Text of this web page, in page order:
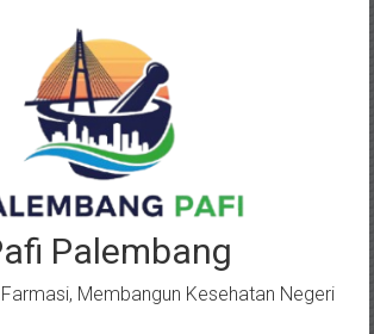
Palembang
Membangun Kesehatan Negeri